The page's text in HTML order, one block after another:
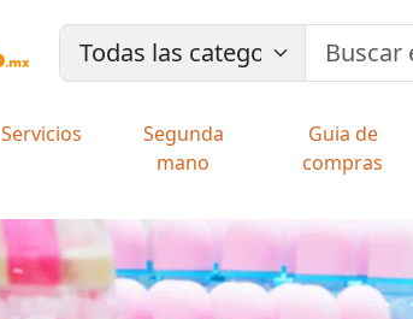
Servicios
Segunda
mano
Guia de
compras